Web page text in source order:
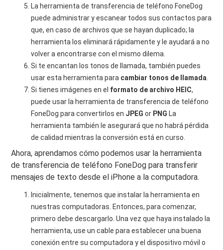
La herramienta de transferencia de teléfono FoneDog
puede administrar y escanear todos sus contactos para
que, en caso de archivos que se hayan duplicado; la
herramienta los eliminará rápidamente y le ayudará a no
volver a encontrarse con el mismo dilema.
Si te encantan los tonos de llamada, también puedes
usar esta herramienta para cambiar tonos de llamada.
Si tienes imágenes en el formato de archivo HEIC,
puede usar la herramienta de transferencia de teléfono
FoneDog para convertirlos en JPEGor PNG La
herramienta también le asegurará que no habrá pérdida
de calidad mientras la conversión está en curso.
Ahora, aprendamos cómo podemos usar la herramienta
de transferencia de teléfono FoneDog para transferir
mensajes de texto desde el iPhone a la computadora.
Inicialmente, tenemos que instalar la herramienta en
nuestras computadoras. Entonces, para comenzar,
primero debe descargarlo. Una vez que haya instalado la
herramienta, use un cable para establecer una buena
conexión entre su computadora y el dispositivo móvil o